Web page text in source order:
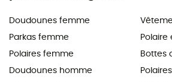
Doudounes femme
Parkas femme
Polaires femme
Doudounes homme
Polaire
Bottes